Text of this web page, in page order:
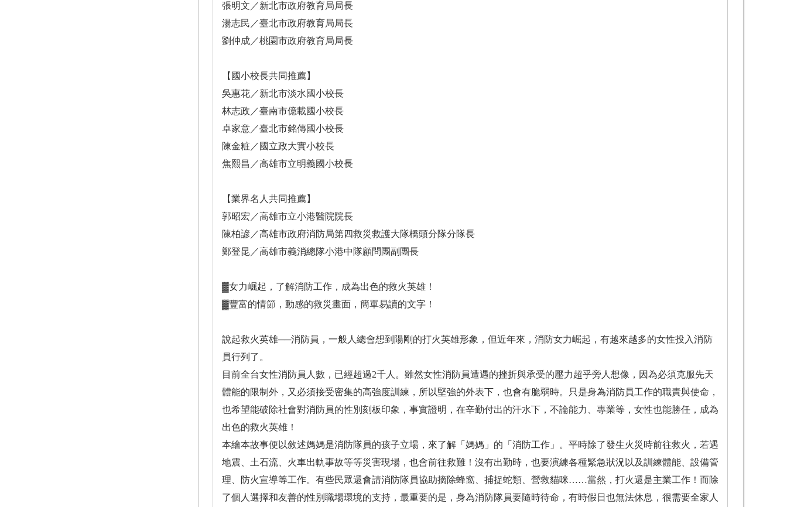
張明文／新北市政府教育局局長
湯志民／臺北市政府教育局局長
劉仲成／桃園市政府教育局局長
【國小校長共同推薦】
吳惠花／新北市淡水國小校長
林志政／臺南市億載國小校長
卓家意／臺北市銘傳國小校長
陳金粧／國立政大實小校長
焦熙昌／高雄市立明義國小校長
【業界名人共同推薦】
郭昭宏／高雄市立小港醫院院長
陳柏諺／高雄市政府消防局第四救災救護大隊橋頭分隊分隊長
鄭登昆／高雄市義消總隊小港中隊顧問團副團長
▓女力崛起，了解消防工作，成為出色的救火英雄！
▓豐富的情節，動感的救災畫面，簡單易讀的文字！
說起救火英雄──消防員，一般人總會想到陽剛的打火英雄形象，但近年來，消防女力崛起，有越來越多的女性投入消防
員行列了。
目前全台女性消防員人數，已經超過2千人。雖然女性消防員遭遇的挫折與承受的壓力超乎旁人想像，因為必須克服先天
體能的限制外，又必須接受密集的高強度訓練，所以堅強的外表下，也會有脆弱時。只是身為消防員工作的職責與使命，
也希望能破除社會對消防員的性別刻板印象，事實證明，在辛勤付出的汗水下，不論能力、專業等，女性也能勝任，成為
出色的救火英雄！
本繪本故事便以敘述媽媽是消防隊員的孩子立場，來了解「媽媽」的「消防工作」。平時除了發生火災時前往救火，若遇
地震、土石流、火車出軌事故等等災害現場，也會前往救難！沒有出勤時，也要演練各種緊急狀況以及訓練體能、設備管
理、防火宣導等工作。有些民眾還會請消防隊員協助摘除蜂窩、捕捉蛇類、營救貓咪……當然，打火還是主業工作！而除
了個人選擇和友善的性別職場環境的支持，最重要的是，身為消防隊員要隨時待命，有時假日也無法休息，很需要全家人